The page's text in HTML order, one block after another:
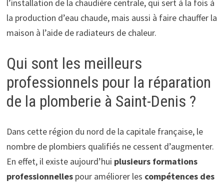
l’installation de la chaudière centrale, qui sert à la fois à
la production d’eau chaude, mais aussi à faire chauffer la
maison à l’aide de radiateurs de chaleur.
Qui sont les meilleurs
professionnels pour la réparation
de la plomberie à Saint-Denis ?
Dans cette région du nord de la capitale française, le
nombre de plombiers qualifiés ne cessent d’augmenter.
En effet, il existe aujourd’hui plusieurs formations
professionnellespour améliorer les compétences des